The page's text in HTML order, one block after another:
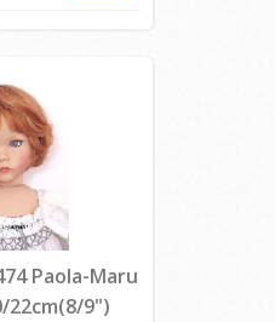
Paola-Maru
9")